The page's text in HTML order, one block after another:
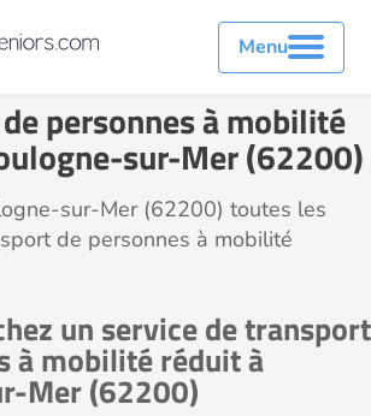
Menu
personnes à mobilité
sur-Mer (62200)
sur-Mer (62200) toutes les
de personnes à mobilité
un service de transport
à mobilité réduit à
Mer (62200)